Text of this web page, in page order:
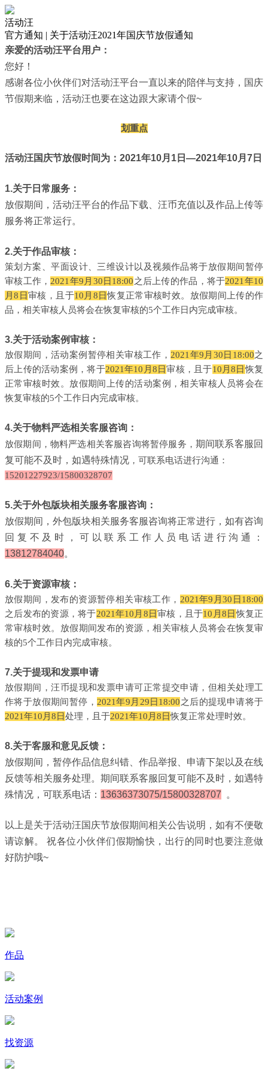
活动汪
官方通知 | 关于活动汪2021年国庆节放假通知
亲爱的活动汪平台用户：
您好！
感谢各位小伙伴们对活动汪平台一直以来的陪伴与支持，国庆
节假期来临，活动汪也要在这边跟大家请个假~
划重点
活动汪国庆节放假时间为：2021年10月1日—2021年10月7日
1.关于日常服务：
放假期间，活动汪平台的作品下载、汪币充值以及作品上传等
服务将正常运行。
2.关于作品审核：
策划方案、平面设计、三维设计以及视频作品将于放假期间暂停
审核工作， 2021年9月30日18:00之后上传的作品，将于2021年10
月8日审核，且于10月8日恢复正常审核时效。放假期间上传的作
品，相关审核人员将会在恢复审核的5个工作日内完成审核。
3.关于活动案例审核：
放假期间，活动案例暂停相关审核工作， 2021年9月30日18:00之
后上传的活动案例，将于2021年10月8日审核，且于10月8日恢复
正常审核时效。放假期间上传的活动案例，相关审核人员将会在
恢复审核的5个工作日内完成审核。
4.关于物料严选相关客服咨询：
放假期间，物料严选相关客服咨询将暂停服务， 期间联系客服回
复可能不及时，如遇特殊情况 ，可联系电话进行沟通：
15201227923/15800328707
5.关于外包版块相关服务客服咨询：
放假期间，外包版块相关服务客服咨询将正常进行，如有咨询
回复不及时，可以联系工作人员电话进行沟通：
13812784040。
6.关于资源审核：
放假期间，发布的资源暂停相关审核工作， 2021年9月30日18:00
之后发布的资源，将于2021年10月8日审核，且于10月8日恢复正
常审核时效。放假期间发布的资源，相关审核人员将会在恢复审
核的5个工作日内完成审核。
7.关于提现和发票申请
放假期间，汪币提现和发票申请可正常提交申请，但相关处理工
作将于放假期间暂停， 2021年9月29日18:00之后的提现申请将于
2021年10月8日处理，且于2021年10月8日恢复正常处理时效。
8.关于客服和意见反馈：
放假期间，暂停作品信息纠错、作品举报、申请下架以及在线
反馈等相关服务处理。期间联系客服回复可能不及时，如遇特
殊情况，可联系电话： 13636373075/15800328707 。
以上是关于活动汪国庆节放假期间相关公告说明，如有不便敬
请谅解。 祝各位小伙伴们假期愉快，出行的同时也要注意做
好防护哦~
作品
活动案例
找资源